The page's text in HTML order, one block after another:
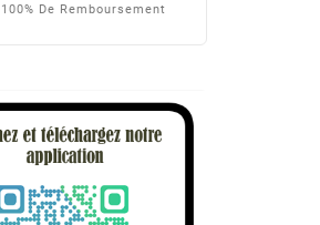
100% De Remboursement